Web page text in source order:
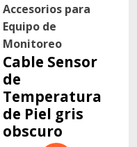
Accesorios para
Equipo de
Monitoreo
Cable Sensor
de
Temperatura
de Piel gris
obscuro